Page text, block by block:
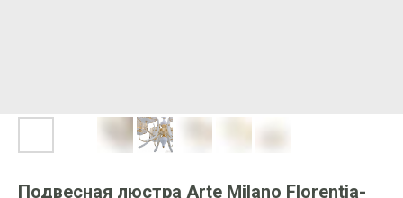
Подвесная люстра Arte Milano Florentia-